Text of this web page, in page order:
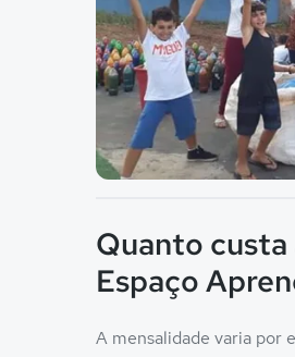
Quanto custa
Espaço
A mensalidade varia por